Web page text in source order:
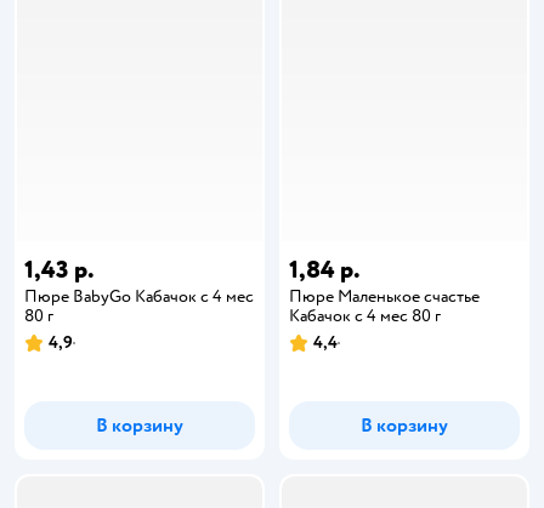
1,43 р.
Пюре BabyGo Кабачок с 4 мес
80 г
4,9
В корзину
1,84 р.
Пюре Маленькое счастье
Кабачок с 4 мес 80 г
4,4
В корзину